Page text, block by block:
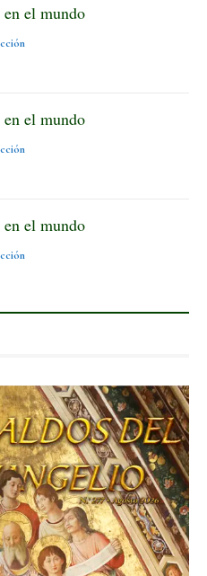
el mundo
el mundo
el mundo